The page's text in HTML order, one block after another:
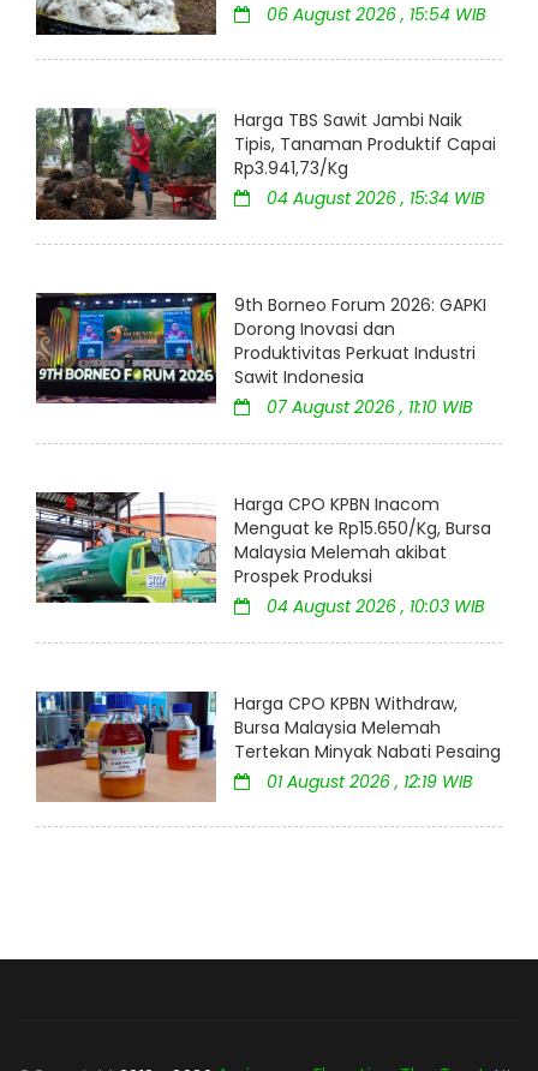
06 August 2026 , 15:54 WIB
Harga TBS Sawit Jambi Naik
Tipis, Tanaman Produktif Capai
Rp3.941,73/Kg
04 August 2026 , 15:34 WIB
9th Borneo Forum 2026: GAPKI
Dorong Inovasi dan
Produktivitas Perkuat Industri
Sawit Indonesia
07 August 2026 , 11:10 WIB
Harga CPO KPBN Inacom
Menguat ke Rp15.650/Kg, Bursa
Malaysia Melemah akibat
Prospek Produksi
04 August 2026 , 10:03 WIB
Harga CPO KPBN Withdraw,
Bursa Malaysia Melemah
Tertekan Minyak Nabati Pesaing
01 August 2026 , 12:19 WIB